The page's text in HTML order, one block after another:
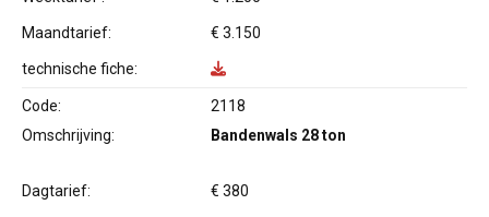
Maandtarief: € 3.150
technische fiche:
Code:
2118
Omschrijving:
Bandenwals 28 ton
Dagtarief: € 380